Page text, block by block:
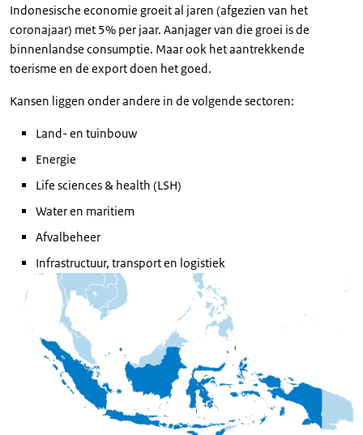
Indonesische economie groeit al jaren (afgezien van het
coronajaar) met 5% per jaar. Aanjager van die groei is de
binnenlandse consumptie. Maar ook het aantrekkende
toerisme en de export doen het goed.
Kansen liggen onder andere in de volgende sectoren:
Land- en tuinbouw
Energie
Life sciences & health (LSH)
Water en maritiem
Afvalbeheer
Infrastructuur, transport en logistiek